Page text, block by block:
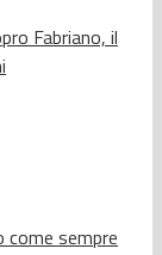
Fabriano, il
sempre